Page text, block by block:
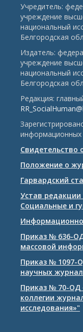
Учредитель:
учреждение
национальный
Белгородская
Издатель:
учреждение
национальный
Белгородская
Редакция:
информационных
Свидетельство
Положение о
Гарвардский
Устав
Социальные и
Приказ № 636-
массовой
Приказ № 1097-
научных
Приказ № 70-ОД
коллегии
исследования»"